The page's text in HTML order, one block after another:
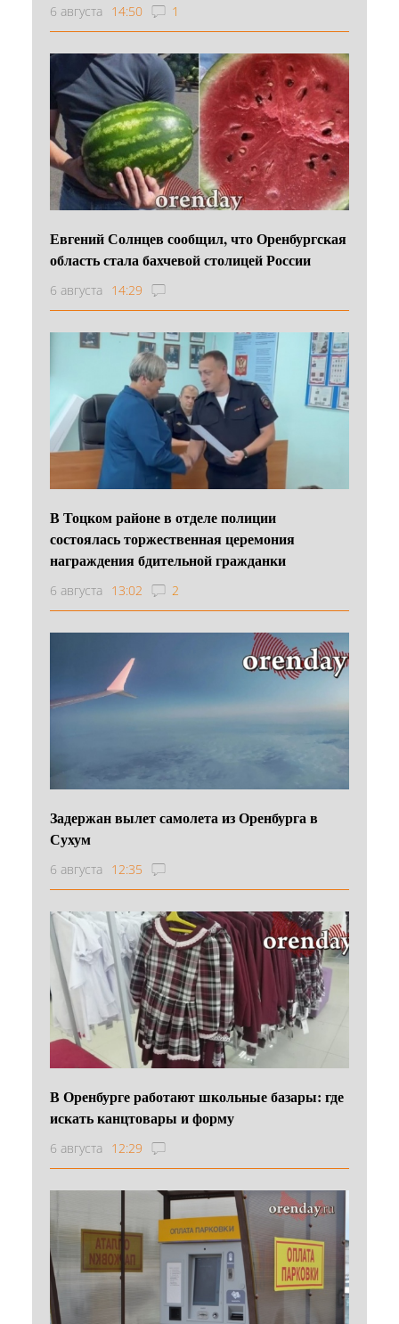
6 августа 14:50 1
Евгений Солнцев сообщил, что Оренбургская
область стала бахчевой столицей России
6 августа 14:29
В Тоцком районе в отделе полиции
состоялась торжественная церемония
награждения бдительной гражданки
6 августа 13:02 2
Задержан вылет самолета из Оренбурга в
Сухум
6 августа 12:35
В Оренбурге работают школьные базары: где
искать канцтовары и форму
6 августа 12:29